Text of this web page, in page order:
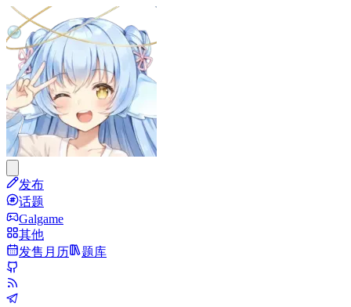
发布
话题
Galgame
其他
发售月历
题库